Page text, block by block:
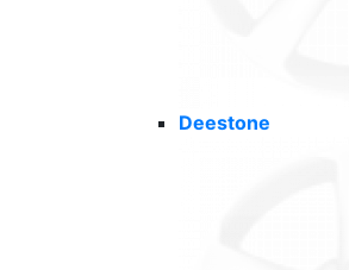
Deestone